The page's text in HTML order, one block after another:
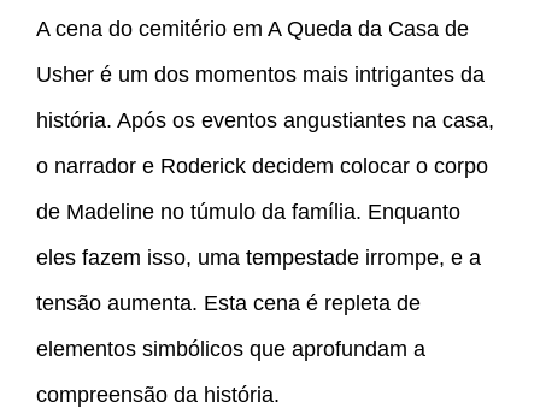
A cena do cemitério em A Queda da Casa de
Usher é um dos momentos mais intrigantes da
história. Após os eventos angustiantes na casa,
o narrador e Roderick decidem colocar o corpo
de Madeline no túmulo da família. Enquanto
eles fazem isso, uma tempestade irrompe, e a
tensão aumenta. Esta cena é repleta de
elementos simbólicos que aprofundam a
compreensão da história.